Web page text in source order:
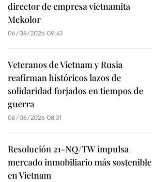
director de empresa vietnamita
Mekolor
06/08/2026 09:43
Veteranos de Vietnam y Rusia
reafirman históricos lazos de
solidaridad forjados en tiempos de
guerra
06/08/2026 08:31
Resolución 21-NQ/TW impulsa
mercado inmobiliario más sostenible
en Vietnam